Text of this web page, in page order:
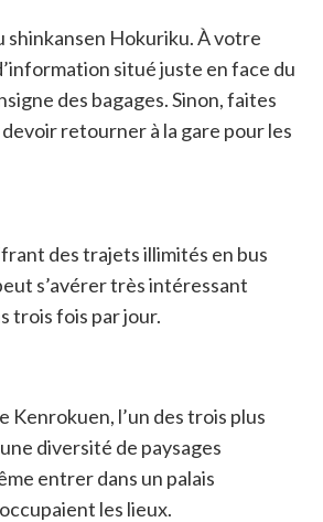
shinkansen Hokuriku. À votre
situé juste en face du
des bagages. Sinon, faites
retourner à la gare pour les
des trajets illimités en bus
s’avérer très intéressant
trois fois par jour.
Kenrokuen, l’un des trois plus
diversité de paysages
entrer dans un palais
les lieux.